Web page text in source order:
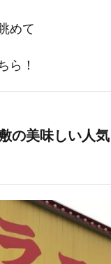
めて
ら！
の美味しい人